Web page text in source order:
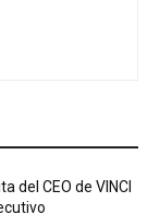
del CEO de VINCI